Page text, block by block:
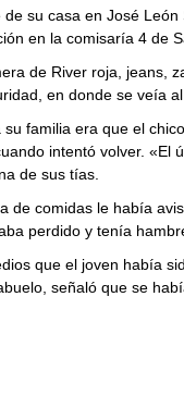
su casa en José
en la comisaría 4 de
de River roja, jeans,
en donde se veía
familia era que el
intentó volver. «El
de sus tías.
de comidas le había
perdido y tenía
que el joven había
señaló que se